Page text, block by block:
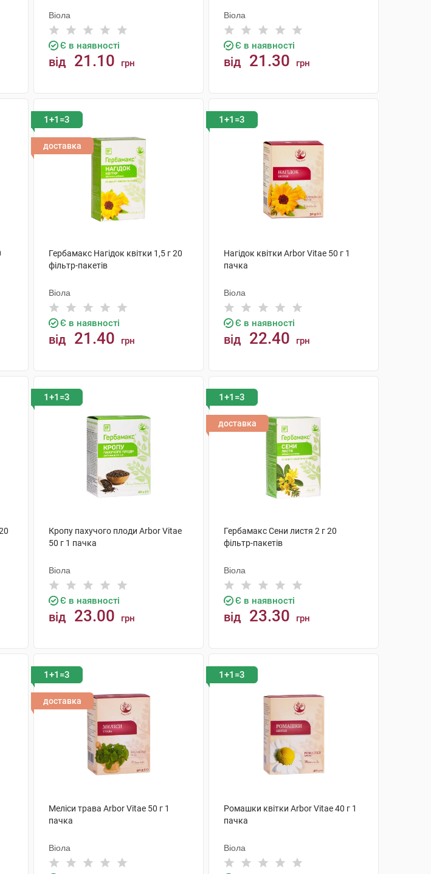
Віола
Є в наявності
від 21.10 грн
Віола
Є в наявності
від 21.30 грн
1+1=3
доставка
Гербамакс Нагідок квітки 1,5 г 20
фільтр-пакетів
Віола
Є в наявності
від 21.40 грн
1+1=3
Нагідок квітки Arbor Vitae 50 г 1
пачка
Віола
Є в наявності
від 22.40 грн
1+1=3
Кропу пахучого плоди Arbor Vitae
50 г 1 пачка
Віола
Є в наявності
від 23.00 грн
1+1=3
доставка
Гербамакс Сени листя 2 г 20
фільтр-пакетів
Віола
Є в наявності
від 23.30 грн
1+1=3
доставка
Меліси трава Arbor Vitae 50 г 1
пачка
Віола
1+1=3
Ромашки квітки Arbor Vitae 40 г 1
пачка
Віола